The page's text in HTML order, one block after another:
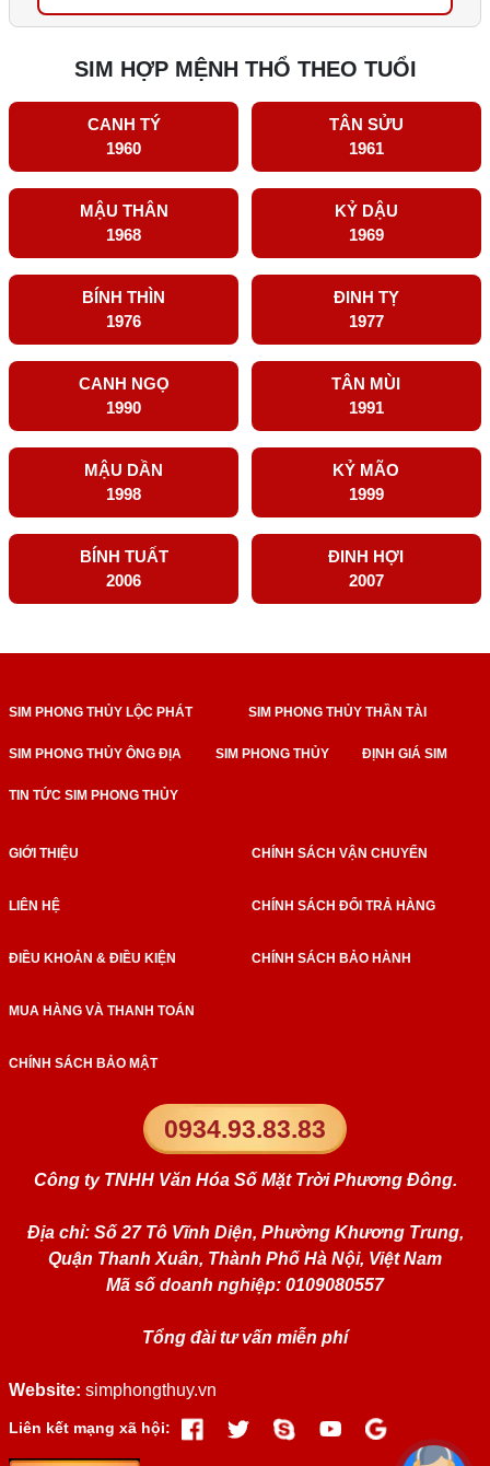
SIM HỢP MỆNH THỔ THEO TUỔI
CANH TÝ
1960
TÂN SỬU
1961
MẬU THÂN
1968
KỶ DẬU
1969
BÍNH THÌN
1976
ĐINH TỴ
1977
CANH NGỌ
1990
TÂN MÙI
1991
MẬU DẦN
1998
KỶ MÃO
1999
BÍNH TUẤT
2006
ĐINH HỢI
2007
SIM PHONG THỦY LỘC PHÁT SIM PHONG THỦY THẦN TÀI
SIM PHONG THỦY ÔNG ĐỊA SIM PHONG THỦY ĐỊNH GIÁ SIM
TIN TỨC SIM PHONG THỦY
Website: simphongthuy.vn
Liên kết mạng xã hội:
0934.93.83.83
Công ty TNHH Văn Hóa Số Mặt Trời Phương Đông.
Địa chỉ: Số 27 Tô Vĩnh Diện, Phường Khương Trung,
Quận Thanh Xuân, Thành Phố Hà Nội, Việt Nam
Mã số doanh nghiệp: 0109080557
Tổng đài tư vấn miễn phí
GIỚI THIỆU
LIÊN HỆ
ĐIỀU KHOẢN & ĐIỀU KIỆN
MUA HÀNG VÀ THANH TOÁN
CHÍNH SÁCH BẢO MẬT
CHÍNH SÁCH VẬN CHUYỂN
CHÍNH SÁCH ĐỔI TRẢ HÀNG
CHÍNH SÁCH BẢO HÀNH